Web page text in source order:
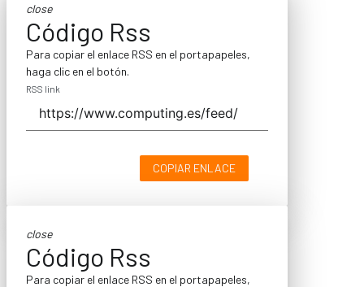
close
Código Rss
Para copiar el enlace RSS en el portapapeles,
haga clic en el botón.
RSS link
COPIAR ENLACE
close
Código Rss
Para copiar el enlace RSS en el portapapeles,